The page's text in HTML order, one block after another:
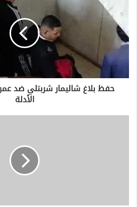
إ
ل
ت
ر
حفظ بلاغ شاليمار شربتلي ضد
الأدلة